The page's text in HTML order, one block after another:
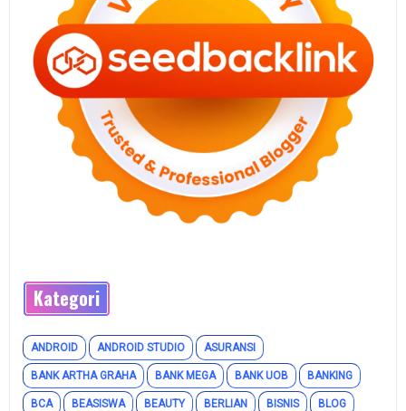
Kategori
ANDROID ANDROID STUDIO ASURANSI
BANK ARTHA GRAHA BANK MEGA BANK UOB BANKING
BCA BEASISWA BEAUTY BERLIAN BISNIS BLOG